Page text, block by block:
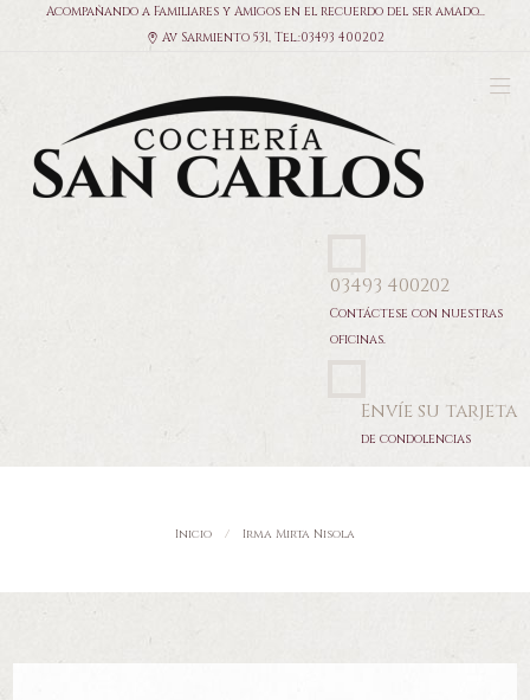
Acompañando a Familiares y Amigos en el recuerdo del ser amado...
Av Sarmiento 531, Tel.:03493 400202
03493 400202
Contáctese con nuestras
oficinas.
Envíe su tarjeta
de condolencias
Inicio Irma Mirta Nisola